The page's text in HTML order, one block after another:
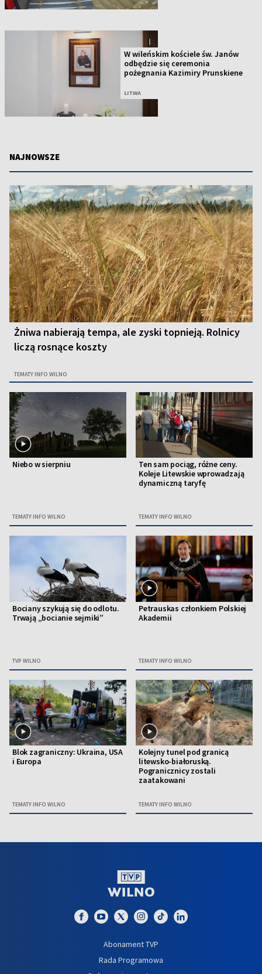
W wileńskim kościele św. Janów
odbędzie się ceremonia
pożegnania Kazimiry Prunskiene
LITWA
NAJNOWSZE
Żniwa nabierają tempa, ale zyski topnieją. Rolnicy
liczą rosnące koszty
TEMATY INFO WILNO
Niebo w sierpniu
TEMATY INFO WILNO
Ten sam pociąg, różne ceny.
Koleje Litewskie wprowadzają
dynamiczną taryfę
TEMATY INFO WILNO
Bociany szykują się do odlotu.
Trwają „bocianie sejmiki”
TVP WILNO
Petrauskas członkiem Polskiej
Akademii
TEMATY INFO WILNO
Blok zagraniczny: Ukraina, USA
i Europa
TEMATY INFO WILNO
Kolejny tunel pod granicą
litewsko-białoruską.
Pogranicznicy zostali
zaatakowani
TEMATY INFO WILNO
Abonament TVP
Rada Programowa